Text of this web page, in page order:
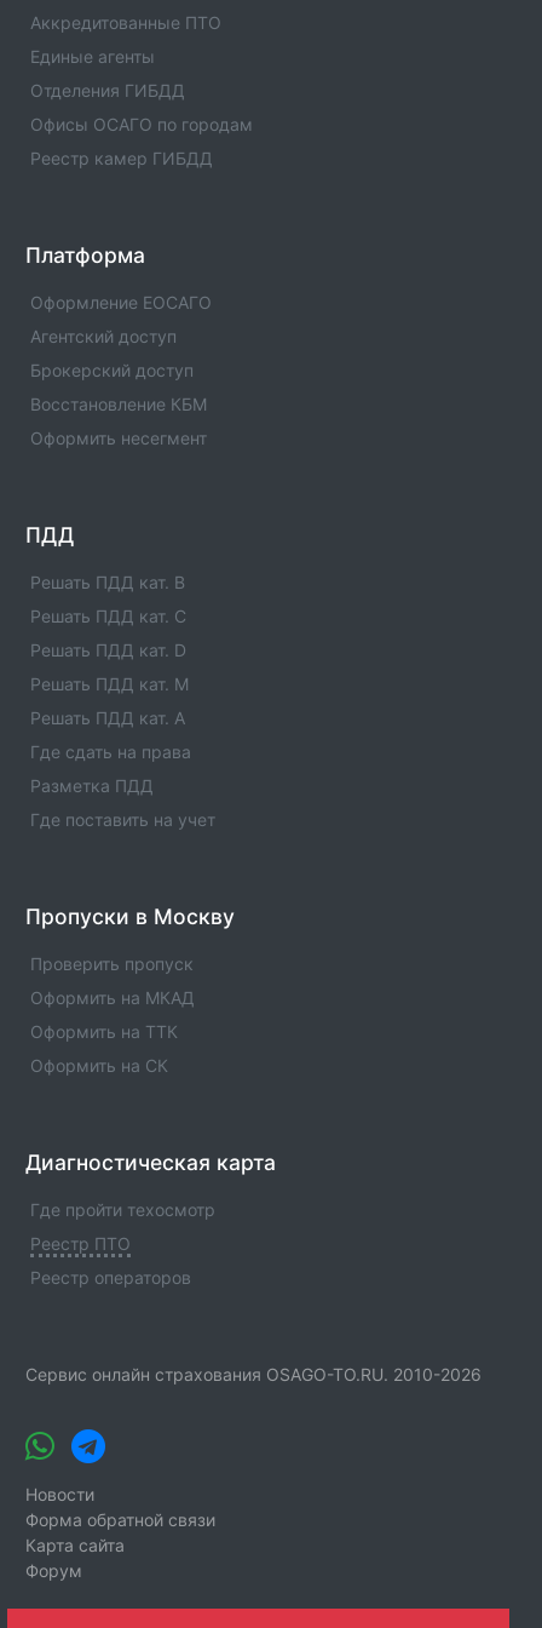
адреса отзывы. Официальный ПТО
зарегистрированный в РСА.
Пункт техосмотра №53197
Вся информация о пункте техосмотра - телефоны,
адреса отзывы. Официальный ПТО
Пункт техосмотра №44577
Вся информация о пункте техосмотра - телефоны,
адреса отзывы. Официальный ПТО
зарегистрированный в РСА.
Пункт техосмотра №52170
Вся информация о пункте техосмотра - телефоны,
зарегистрированный в РСА.
Вся информация о пункте техосмотра - телефоны,
адреса отзывы. Официальный ПТО
зарегистрированный в РСА.
Вся информация о пункте техосмотра - телефоны,
адреса отзывы. Официальный ПТО
Пункт техосмотра №53102
Вся информация о пункте техосмотра - телефоны,
адреса отзывы. Официальный ПТО
зарегистрированный в РСА.
Вся информация о пункте техосмотра - телефоны,
зарегистрированный в РСА.
Аккредитованные ПТО
Единые агенты
Отделения ГИБДД
Офисы ОСАГО по городам
Реестр камер ГИБДД
Платформа
Оформление ЕОСАГО
Агентский доступ
Брокерский доступ
Восстановление КБМ
Оформить несегмент
ПДД
Решать ПДД кат. B
Решать ПДД кат. C
Решать ПДД кат. D
Решать ПДД кат. M
Решать ПДД кат. A
Где сдать на права
Разметка ПДД
Где поставить на учет
Пропуски в Москву
Проверить пропуск
Оформить на МКАД
Оформить на ТТК
Оформить на СК
Диагностическая карта
Где пройти техосмотр
Реестр ПТО
Реестр операторов
Сервис онлайн страхования OSAGO-TO.RU. 2010-2026
Новости
Форма обратной связи
Карта сайта
Форум